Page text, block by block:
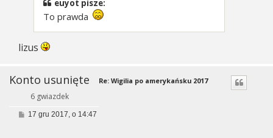
euyot pisze:
To prawda
lizus
Konto usunięte
6 gwiazdek
Re: Wigilia po amerykańsku 2017
P17 gru 2017, o 14:47